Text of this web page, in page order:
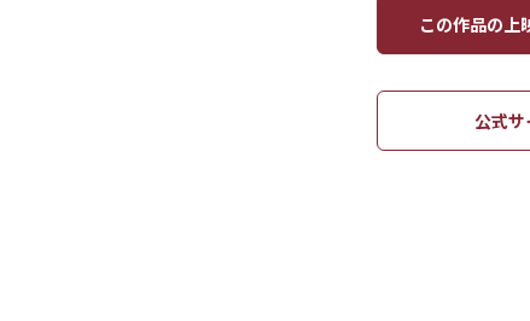
この作品の上
公式サ